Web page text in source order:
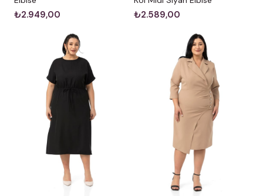
₺2.949,00 ₺2.589,00